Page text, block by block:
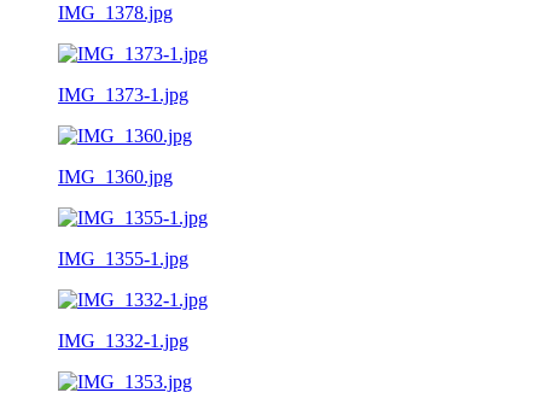
IMG_1378.jpg
IMG_1373-1.jpg
IMG_1360.jpg
IMG_1355-1.jpg
IMG_1332-1.jpg